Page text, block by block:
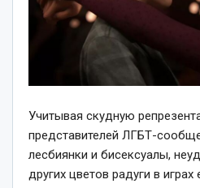
Учитывая скудную
представителей ЛГБТ-
лесбиянки и бисексуалы,
других цветов радуги в